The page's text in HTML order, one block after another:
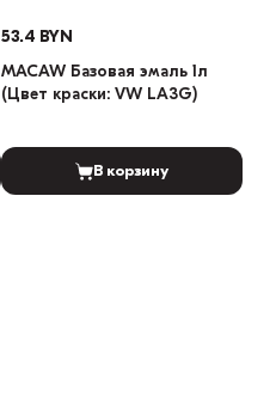
53.4 BYN
MACAW Базовая эмаль 1л
(Цвет краски: VW LA3G)
В корзину